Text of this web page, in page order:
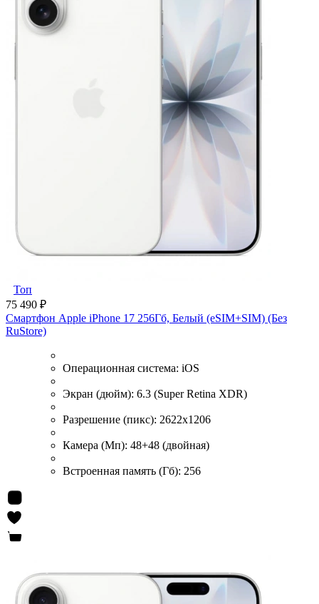
Топ
75 490 ₽
Смартфон Apple iPhone 17 256Гб, Белый (eSIM+SIM) (Без
RuStore)
Операционная система: iOS
Экран (дюйм): 6.3 (Super Retina XDR)
Разрешение (пикс): 2622x1206
Камера (Мп): 48+48 (двойная)
Встроенная память (Гб): 256